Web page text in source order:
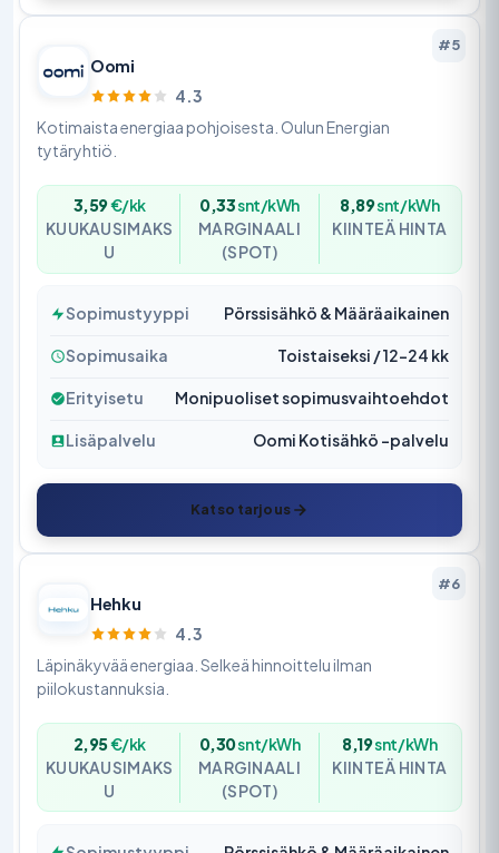
#5
Oomi
4.3
Kotimaista energiaa pohjoisesta. Oulun Energian
tytäryhtiö.
3,59€/kk
KUUKAUSIMAKS
U
0,33snt/kWh
MARGINAALI
(SPOT)
8,89snt/kWh
KIINTEÄ HINTA
Sopimustyyppi Pörssisähkö & Määräaikainen
Sopimusaika Toistaiseksi / 12–24 kk
Erityisetu Monipuoliset sopimusvaihtoehdot
Lisäpalvelu Oomi Kotisähkö -palvelu
Katso tarjous
#6
Hehku
4.3
Läpinäkyvää energiaa. Selkeä hinnoittelu ilman
piilokustannuksia.
2,95€/kk
KUUKAUSIMAKS
U
0,30snt/kWh
MARGINAALI
(SPOT)
8,19snt/kWh
KIINTEÄ HINTA